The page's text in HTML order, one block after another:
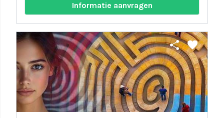
Informatie aanvragen
share favorite